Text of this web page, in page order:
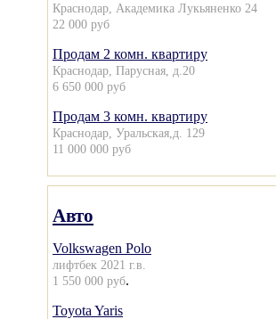
Краснодар, Академика Лукьяненко 24
22 000 руб
Продам 2 комн. квартиру
Краснодар, Парусная, д.20
6 650 000 руб
Продам 3 комн. квартиру
Краснодар, Уральская,д. 129
11 000 000 руб
Авто
Volkswagen Polo
лифтбек 2021 г.в.
1 550 000 руб.
Toyota Yaris